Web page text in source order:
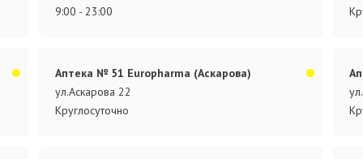
9:00 - 23:00
Аптека № 51 Europharma (Аскарова)
ул.Аскарова 22
Круглосуточно